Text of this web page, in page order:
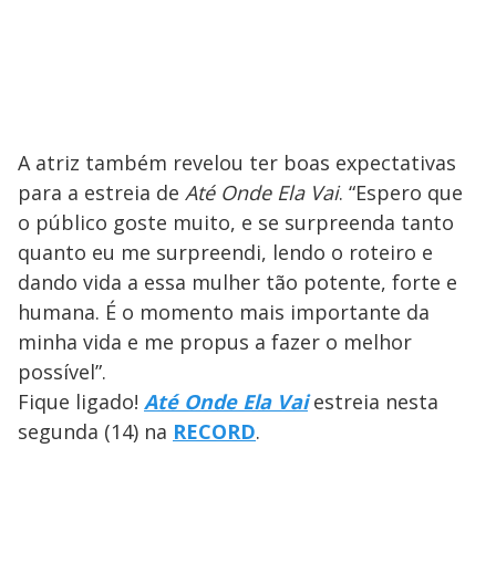
A atriz também revelou ter boas expectativas
para a estreia de Até Onde Ela Vai. “Espero que
o público goste muito, e se surpreenda tanto
quanto eu me surpreendi, lendo o roteiro e
dando vida a essa mulher tão potente, forte e
humana. É o momento mais importante da
minha vida e me propus a fazer o melhor
possível”.
Fique ligado! Até Onde Ela Vaiestreia nesta
segunda (14) na RECORD.